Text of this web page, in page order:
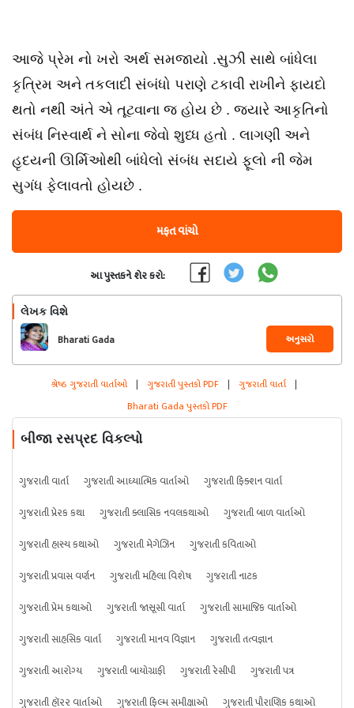
આજે પ્રેમ નો ખરો અર્થ સમજાયો .સુઝી સાથે બાંધેલા
કૃત્રિમ અને તકલાદી સંબંધો પરાણે ટકાવી રાખીને ફાયદો
થતો નથી અંતે એ તૂટવાના જ હોય છે . જ્યારે આકૃતિનો
સંબંધ નિસ્વાર્થ ને સોના જેવો શુધ્ધ હતો . લાગણી અને
હૃદયની ઊર્મિઓથી બાંધેલો સંબંધ સદાયે ફૂલો ની જેમ
સુગંધ ફેલાવતો હોયછે .
મફત વાંચો
આ પુસ્તકને શેર કરો:
લેખક વિશે
Bharati Gada અનુસરો
શ્રેષ્ઠ ગુજરાતી વાર્તાઓ | ગુજરાતી પુસ્તકો PDF | ગુજરાતી વાર્તા |
Bharati Gada પુસ્તકો PDF
બીજા રસપ્રદ વિકલ્પો
ગુજરાતી વાર્તા ગુજરાતી આધ્યાત્મિક વાર્તાઓ
ગુજરાતી ફિક્શન વાર્તા
ગુજરાતી પ્રેરક કથા
ગુજરાતી ક્લાસિક નવલકથાઓ
ગુજરાતી બાળ વાર્તાઓ
ગુજરાતી હાસ્ય કથાઓ
ગુજરાતી મેગેઝિન
ગુજરાતી કવિતાઓ
ગુજરાતી પ્રવાસ વર્ણન
ગુજરાતી મહિલા વિશેષ
ગુજરાતી નાટક
ગુજરાતી પ્રેમ કથાઓ
ગુજરાતી જાસૂસી વાર્તા
ગુજરાતી સામાજિક વાર્તાઓ
ગુજરાતી સાહસિક વાર્તા
ગુજરાતી માનવ વિજ્ઞાન
ગુજરાતી તત્વજ્ઞાન
ગુજરાતી આરોગ્ય
ગુજરાતી બાયોગ્રાફી ગુજરાતી રેસીપી
ગુજરાતી પત્ર
ગુજરાતી હૉરર વાર્તાઓ
ગુજરાતી ફિલ્મ સમીક્ષાઓ ગુજરાતી પૌરાણિક કથાઓ